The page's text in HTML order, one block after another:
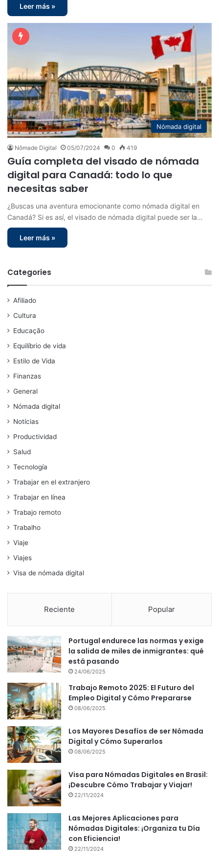
Leer más »
Nómada digital
Nômade Digital 05/07/2024 0 419
Guía completa del visado de nómada
digital para Canadá: todo lo que
necesitas saber
¿Buscas una aventura emocionante como nómada digital en
Canadá? Si es así, el visado de nómada digital puede ser la…
Leer más »
Categories
Afiliado
Cultura
Educação
Equilíbrio de vida
Estilo de Vida
Finanzas
General
Nómada digital
Notícias
Productividad
Salud
Tecnología
Trabajar en el extranjero
Trabajar en línea
Trabajo remoto
Trabalho
Viaje
Viajes
Visa de nómada digital
Reciente Popular
Portugal endurece las normas y exige
la salida de miles de inmigrantes: qué
está pasando
24/06/2025
Trabajo Remoto 2025: El Futuro del
Empleo Digital y Cómo Prepararse
08/06/2025
Los Mayores Desafíos de ser Nómada
Digital y Cómo Superarlos
08/06/2025
Visa para Nómadas Digitales en Brasil:
¡Descubre Cómo Trabajar y Viajar!
22/11/2024
Las Mejores Aplicaciones para
Nómadas Digitales: ¡Organiza tu Día
con Eficiencia!
22/11/2024